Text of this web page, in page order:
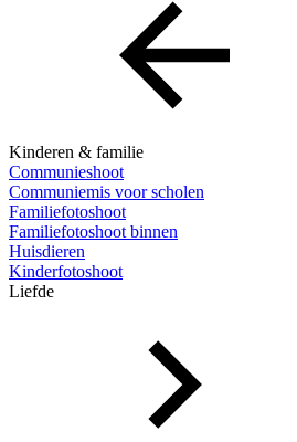
Kinderen & familie
Communieshoot
Communiemis voor scholen
Familiefotoshoot
Familiefotoshoot binnen
Huisdieren
Kinderfotoshoot
Liefde